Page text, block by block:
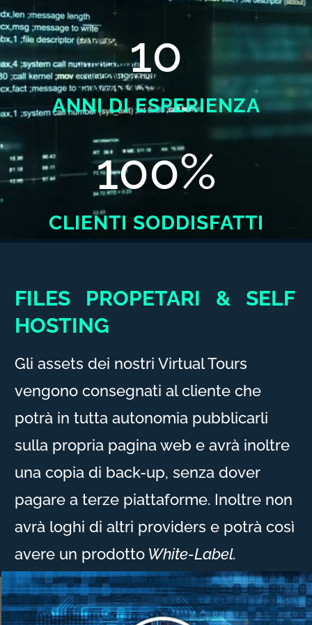
10
ANNI DI ESPERIENZA
100%
CLIENTI SODDISFATTI
FILES PROPETARI & SELF
HOSTING
Gli assets dei nostri Virtual Tours
vengono consegnati al cliente che
potrà in tutta autonomia pubblicarli
sulla propria pagina web e avrà inoltre
una copia di back-up, senza dover
pagare a terze piattaforme. Inoltre non
avrà loghi di altri providers e potrà così
avere un prodotto White-Label.